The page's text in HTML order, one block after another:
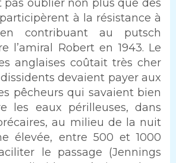
pas oublier non plus que des
à la résistance à
contribuant au putsch
l’amiral Robert en 1943. Le
anglaises coûtait très cher
devaient payer aux
pêcheurs qui savaient bien
les eaux périlleuses, dans
au milieu de la nuit
élevée, entre 500 et 1000
le passage (Jennings